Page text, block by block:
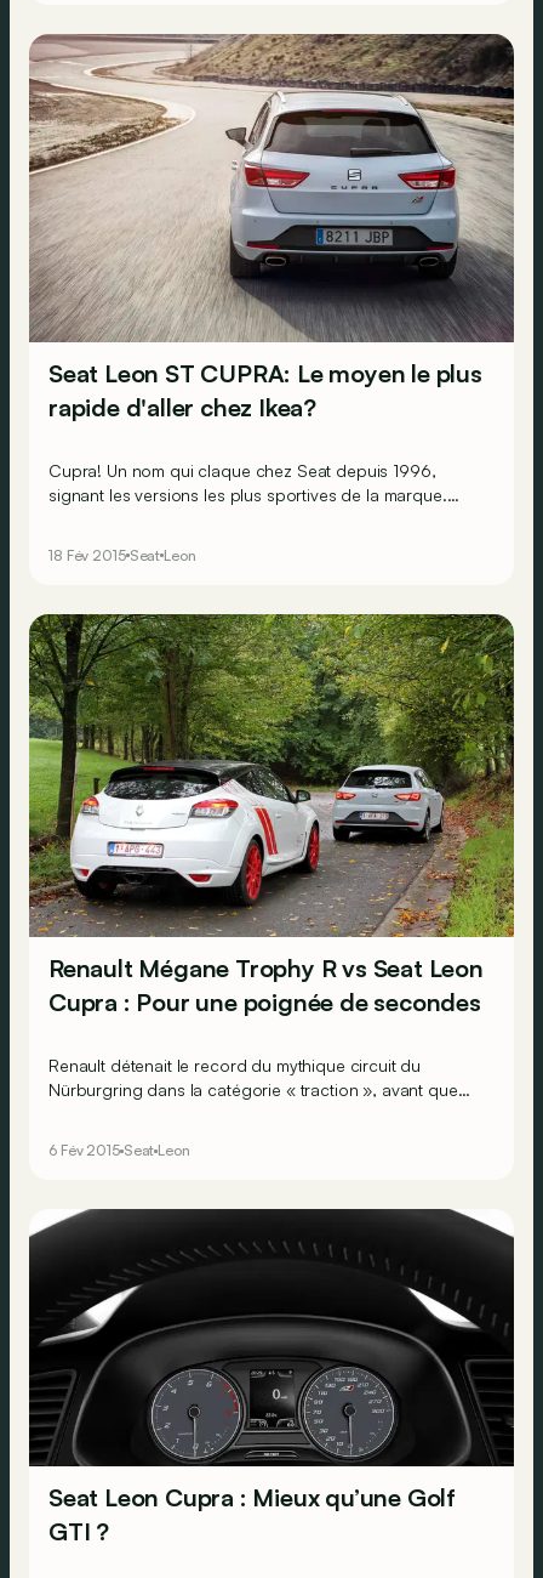
Seat Leon ST CUPRA: Le moyen le plus
rapide d'aller chez Ikea?
Cupra! Un nom qui claque chez Seat depuis 1996,
signant les versions les plus sportives de la marque.
troisième génération, déclinée en trois carrosseries,
vitaminé, la Leon ST CUPRA, de quoi augurer des
livraisons rapides et des performances en famille!
18 Fév 2015 Seat Leon
Renault Mégane Trophy R vs Seat Leon
Cupra : Pour une poignée de secondes
Renault détenait le record du mythique circuit du
Nürburgring dans la catégorie « traction », avant que
développée par Renault Sport pour l’exercice ! Et à
seconde se montre la plus convaincante ?
6 Fév 2015 Seat Leon
Seat Leon Cupra : Mieux qu’une Golf
GTI ?